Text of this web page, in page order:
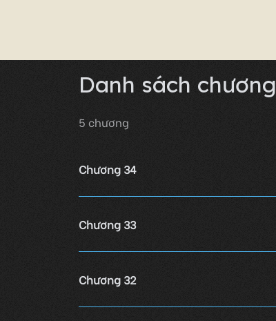
Danh sách chương
5 chương
Chương 34
Chương 33
Chương 32